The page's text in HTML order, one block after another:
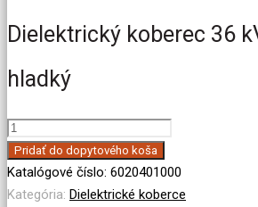
Dielektrický koberec 36
hladký
množstvo
Dielektrický
koberec
36
Pridať do dopytového koša
Katalógové číslo: 6020401000
Kategória: Dielektrické koberce